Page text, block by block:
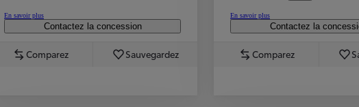
En savoir plus
Contactez la concession
Comparez Sauvegardez
En savoir plus
Contactez la
Comparez